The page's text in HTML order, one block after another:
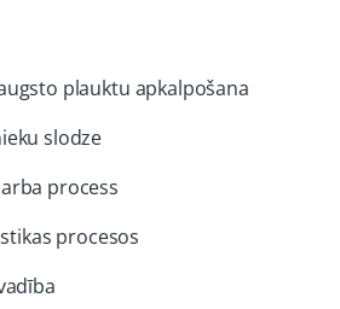
plauktu apkalpošana
slodze
process
procesos